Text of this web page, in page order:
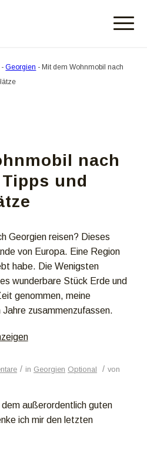
-Georgien - Mit dem Wohnmobil nach
nach
und
Georgien reisen? Dieses
von Europa. Eine Region
habe. Die Wenigsten
wunderbare Stück Erde und
genommen, meine
zusammenzufassen.
/ in Georgien Optional / von
dem außerordentlich guten
ich mir den letzten